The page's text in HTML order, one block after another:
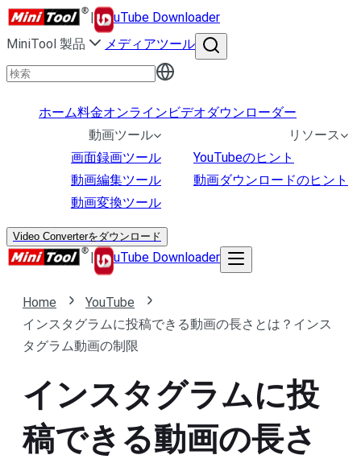
|
uTube Downloader
MiniTool 製品
メディアツール
ホーム料金オンラインビデオダウンローダー
動画ツール
画面録画ツール
動画編集ツール
動画変換ツール
リソース
YouTubeのヒント
動画ダウンロードのヒント
Video Converterをダウンロード
| uTube Downloader
Home
YouTube
インスタグラムに投稿できる動画の長さとは？インス
タグラム動画の制限
インスタグラムに投
稿できる動画の長さ